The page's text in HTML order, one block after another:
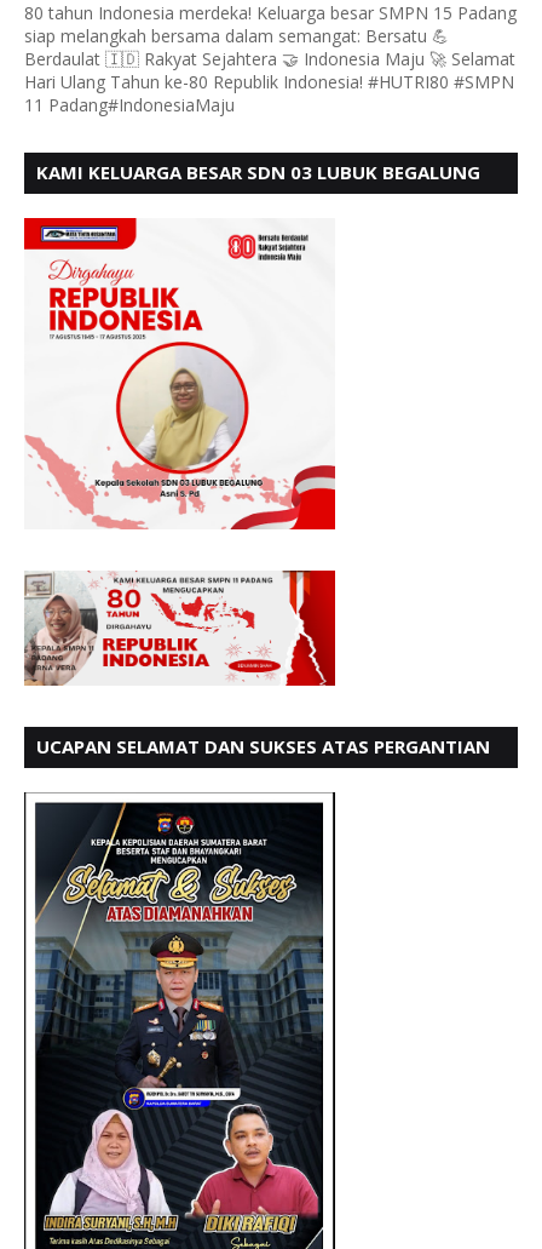
80 tahun Indonesia merdeka! Keluarga besar SMPN 15 Padang
siap melangkah bersama dalam semangat: Bersatu 💪
Berdaulat 🇮🇩 Rakyat Sejahtera 🤝 Indonesia Maju 🚀 Selamat
Hari Ulang Tahun ke-80 Republik Indonesia! #HUTRI80 #SMPN
11 Padang#IndonesiaMaju
KAMI KELUARGA BESAR SDN 03 LUBUK BEGALUNG
UCAPAN SELAMAT DAN SUKSES ATAS PERGANTIAN